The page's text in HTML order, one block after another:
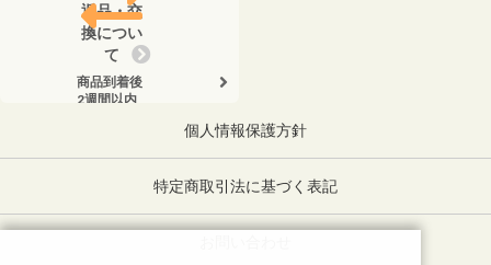
返品・交
換につい
て
商品到着後
2週間以内
個人情報保護方針
特定商取引法に基づく表記